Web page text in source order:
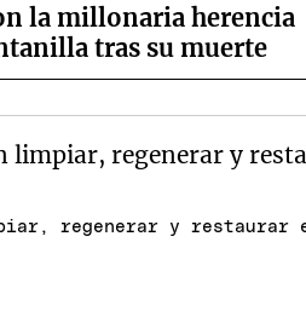
la millonaria herencia
tras su muerte
regenerar y restaurar